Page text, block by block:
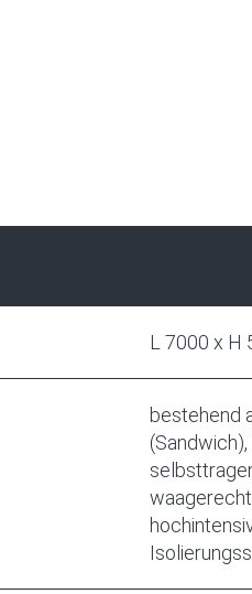
L 7000 x H
bestehend